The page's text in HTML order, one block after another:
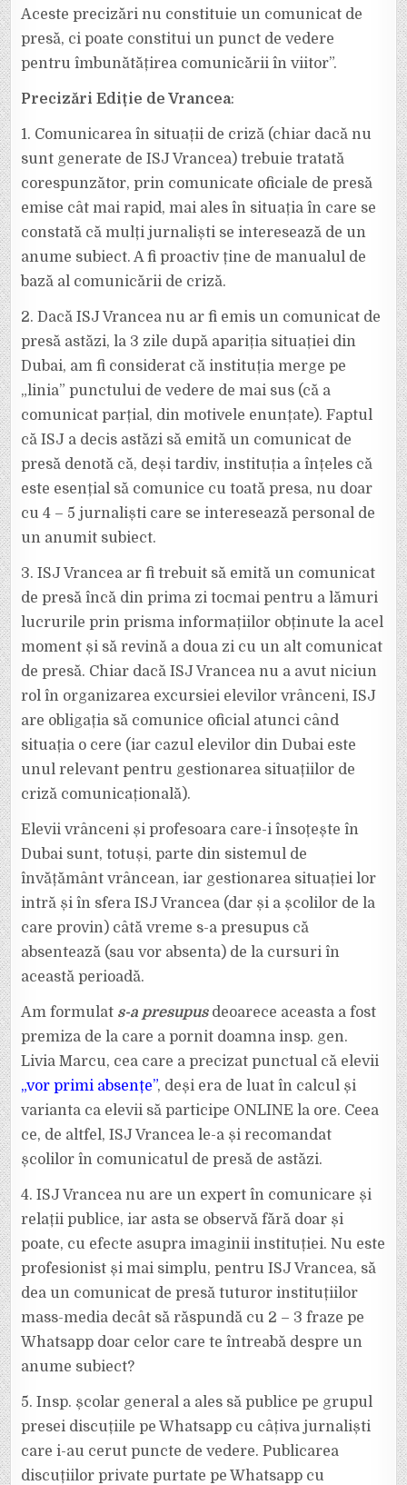
Aceste precizări nu constituie un comunicat de
presă, ci poate constitui un punct de vedere
pentru îmbunătățirea comunicării în viitor”.
Precizări Ediție de Vrancea:
1. Comunicarea în situații de criză (chiar dacă nu
sunt generate de ISJ Vrancea) trebuie tratată
corespunzător, prin comunicate oficiale de presă
emise cât mai rapid, mai ales în situația în care se
constată că mulți jurnaliști se interesează de un
anume subiect. A fi proactiv ține de manualul de
bază al comunicării de criză.
2. Dacă ISJ Vrancea nu ar fi emis un comunicat de
presă astăzi, la 3 zile după apariția situației din
Dubai, am fi considerat că instituția merge pe
„linia” punctului de vedere de mai sus (că a
comunicat parțial, din motivele enunțate). Faptul
că ISJ a decis astăzi să emită un comunicat de
presă denotă că, deși tardiv, instituția a înțeles că
este esențial să comunice cu toată presa, nu doar
cu 4 – 5 jurnaliști care se interesează personal de
un anumit subiect.
3. ISJ Vrancea ar fi trebuit să emită un comunicat
de presă încă din prima zi tocmai pentru a lămuri
lucrurile prin prisma informațiilor obținute la acel
moment și să revină a doua zi cu un alt comunicat
de presă. Chiar dacă ISJ Vrancea nu a avut niciun
rol în organizarea excursiei elevilor vrânceni, ISJ
are obligația să comunice oficial atunci când
situația o cere (iar cazul elevilor din Dubai este
unul relevant pentru gestionarea situațiilor de
criză comunicațională).
Elevii vrânceni și profesoara care-i însoțește în
Dubai sunt, totuși, parte din sistemul de
învățământ vrâncean, iar gestionarea situației lor
intră și în sfera ISJ Vrancea (dar și a școlilor de la
care provin) câtă vreme s-a presupus că
absentează (sau vor absenta) de la cursuri în
această perioadă.
Am formulat s-a presupusdeoarece aceasta a fost
premiza de la care a pornit doamna insp. gen.
Livia Marcu, cea care a precizat punctual că elevii
„vor primi absențe”, deși era de luat în calcul și
varianta ca elevii să participe ONLINE la ore. Ceea
ce, de altfel, ISJ Vrancea le-a și recomandat
școlilor în comunicatul de presă de astăzi.
4. ISJ Vrancea nu are un expert în comunicare și
relații publice, iar asta se observă fără doar și
poate, cu efecte asupra imaginii instituției. Nu este
profesionist și mai simplu, pentru ISJ Vrancea, să
dea un comunicat de presă tuturor instituțiilor
mass-media decât să răspundă cu 2 – 3 fraze pe
Whatsapp doar celor care te întreabă despre un
anume subiect?
5. Insp. școlar general a ales să publice pe grupul
presei discuțiile pe Whatsapp cu câțiva jurnaliști
care i-au cerut puncte de vedere. Publicarea
discuțiilor private purtate pe Whatsapp cu